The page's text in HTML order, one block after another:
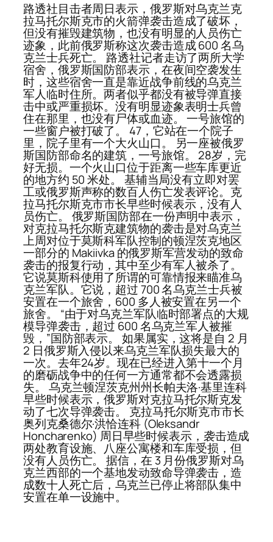
路透社目击者周日表示，俄罗斯对乌克兰克
拉马托尔斯克市的火箭弹袭击造成了破坏，
但没有摧毁建筑物，也没有明显的人员伤亡
迹象，此前俄罗斯称这次袭击造成 600 名乌
克兰士兵死亡。 路透社记者走访了两所大学
宿舍，俄罗斯国防部表示，在夜间空袭发生
时，这些宿舍一直是靠近战争前线的乌克兰
军人临时住所。两者似乎都没有被导弹直接
击中或严重损坏。没有明显迹象表明士兵曾
住在那里，也没有尸体或血迹。 一号旅馆的
一些窗户被打破了。 47，它站在一个院子
里，院子里有一个大火山口。 另一座被俄罗
斯国防部命名的建筑，一号旅馆。 28岁，完
好无损。一个火山口位于距离一些车库更近
的地方约 50 米处。 基辅当局没有立即对罢
工或俄罗斯声称的数百人伤亡发表评论。克
拉马托尔斯克市市长早些时候表示，没有人
员伤亡。 俄罗斯国防部在一份声明中表示，
对克拉马托尔斯克建筑物的袭击是对乌克兰
上周对位于莫斯科军队控制的顿涅茨克地区
一部分的 Makiivka 的俄罗斯军营发动的致命
袭击的报复行动，其中至少有军人被杀了。
它说莫斯科使用了所谓的可靠情报来瞄准乌
克兰军队。它说，超过 700 名乌克兰士兵被
安置在一个旅舍，600 多人被安置在另一个
旅舍。 “由于对乌克兰军队临时部署点的大规
模导弹袭击，超过 600 名乌克兰军人被摧
毁，”国防部表示。 如果属实，这将是自 2 月
2 日俄罗斯入侵以来乌克兰军队损失最大的
一次。去年24岁。现在已经进入第十一个月
的磨砺战争中的任何一方通常都不会透露损
失。 乌克兰顿涅茨克州州长帕夫洛·基里连科
早些时候表示，俄罗斯对克拉马托尔斯克发
动了七次导弹袭击。 克拉马托尔斯克市市长
奥列克桑德尔·洪恰连科 (Oleksandr
Honcharenko) 周日早些时候表示，袭击造成
两处教育设施、八座公寓楼和车库受损，但
没有人员伤亡。 据信，在 3 月份俄罗斯对乌
克兰西部的一个基地发动致命导弹袭击，造
成数十人死亡后，乌克兰已停止将部队集中
安置在单一设施中。